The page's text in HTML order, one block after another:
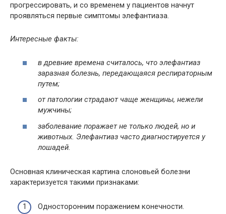
прогрессировать, и со временем у пациентов начнут
проявляться первые симптомы элефантиаза.
Интересные факты:
в древние времена считалось, что элефантиаз
заразная болезнь, передающаяся респираторным
путем;
от патологии страдают чаще женщины, нежели
мужчины;
заболевание поражает не только людей, но и
животных. Элефантиаз часто диагностируется у
лошадей.
Основная клиническая картина слоновьей болезни
характеризуется такими признаками:
Односторонним поражением конечности.